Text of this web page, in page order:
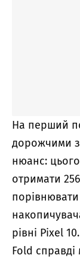
На перший
дорожчими
нюанс: цього
отримати
рівні Pixel
Fold